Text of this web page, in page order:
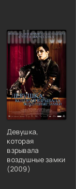
Девушка,
которая
взрывала
воздушные замки
(2009)